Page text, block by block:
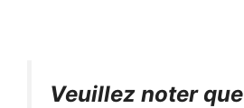
Veuillez noter